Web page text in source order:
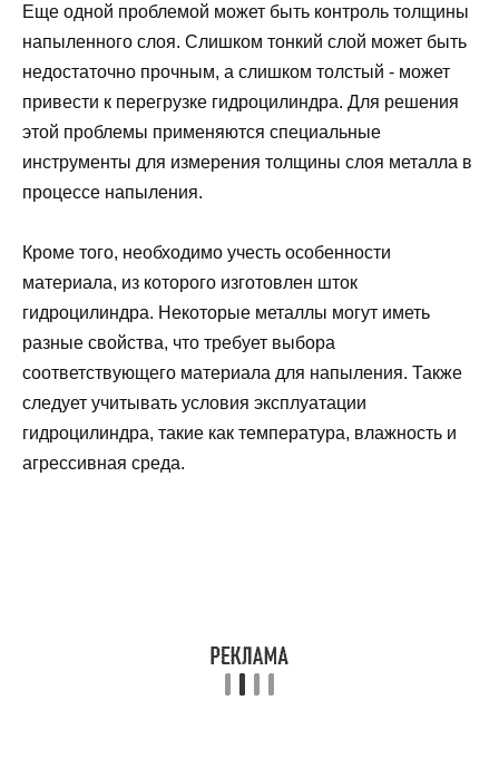
Еще одной проблемой может быть контроль толщины
напыленного слоя. Слишком тонкий слой может быть
недостаточно прочным, а слишком толстый - может
привести к перегрузке гидроцилиндра. Для решения
этой проблемы применяются специальные
инструменты для измерения толщины слоя металла в
процессе напыления.
Кроме того, необходимо учесть особенности
материала, из которого изготовлен шток
гидроцилиндра. Некоторые металлы могут иметь
разные свойства, что требует выбора
соответствующего материала для напыления. Также
следует учитывать условия эксплуатации
гидроцилиндра, такие как температура, влажность и
агрессивная среда.